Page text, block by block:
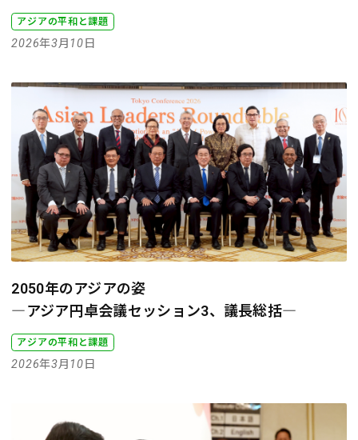
アジアの平和と課題
2026年3月10日
2050年のアジアの姿
―アジア円卓会議セッション3、議長総括―
アジアの平和と課題
2026年3月10日